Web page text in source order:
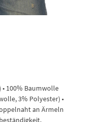
100% Baumwolle
3% Polyester) •
an Ärmeln